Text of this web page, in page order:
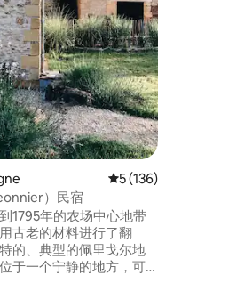
共 37 条评价
平均评分 5 分（满
5 (136)
）民宿
1795年的农场中心地带
古老的材料进行了翻
的、典型的佩里戈尔地
于一个宁静的地方，可